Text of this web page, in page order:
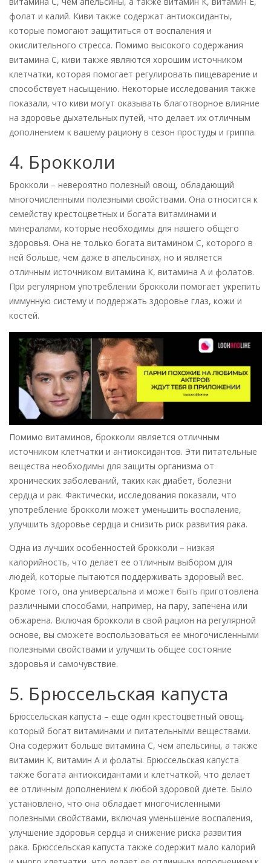
фолат и калий. Киви также содержат антиоксиданты,
которые помогают защититься от воспаления и
окислительного стресса. Помимо высокого содержания
витамина С, киви также являются хорошим источником
клетчатки, которая помогает регулировать пищеварение и
способствует насыщению. Некоторые исследования также
показали, что киви могут оказывать благотворное влияние
на здоровье дыхательных путей, что делает их отличным
дополнением к вашему рациону в сезон простуды и гриппа.
4. Брокколи
Брокколи – невероятно полезный овощ, обладающий
многочисленными полезными свойствами. Она относится к
семейству крестоцветных и богата витаминами и
минералами, которые необходимы для нашего общего
здоровья. Она не только богата витамином С, которого в
ней больше, чем даже в апельсинах, но и является
отличным источником витамина К, витамина А и фолатов.
При регулярном употреблении брокколи помогает укрепить
иммунную систему и поддержать здоровье глаз, кожи и
костей.
Помимо витаминов, брокколи является отличным
источником клетчатки и антиоксидантов. Эти питательные
вещества необходимы для защиты организма от
хронических заболеваний, таких как диабет, болезни
сердца и рак. Фактически, исследования показали, что
употребление брокколи может уменьшить воспаление,
улучшить здоровье сердца и снизить риск развития рака.
Одна из лучших особенностей брокколи – низкая
калорийность, что делает ее отличным выбором для
людей, которые пытаются поддерживать здоровый вес.
Кроме того, она универсальна и может быть приготовлена
различными способами, например, на пару, запечена или
обжарена. Включая брокколи в свой рацион на регулярной
основе, вы сможете воспользоваться ее многочисленными
полезными свойствами и улучшить общее состояние
здоровья и самочувствие.
5. Брюссельская капуста
Брюссельская капуста – еще один крестоцветный овощ,
который богат витаминами и питательными веществами.
Она содержит больше витамина С, чем апельсины, а также
витамин К, витамин А и фолаты. Брюссельская капуста
также богата антиоксидантами и клетчаткой, что делает
ее отличным дополнением к любой здоровой диете. Было
установлено, что она обладает многочисленными
полезными свойствами, включая уменьшение воспаления,
улучшение здоровья сердца и снижение риска развития
рака. Брюссельская капуста также содержит мало калорий